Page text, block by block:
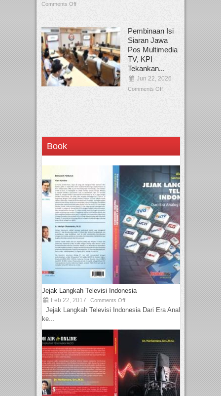
Comments Off
Pembinaan Isi
Siaran Jawa
Pos Multimedia
TV, KPI
Tekankan...
Jun 22, 2026
Comments Off
Book
Jejak Langkah Televisi Indonesia
Feb 22, 2017 Comments Off
Jejak Langkah Televisi Indonesia Dari Era Analog
ke...